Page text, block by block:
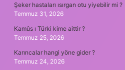
Şeker hastaları ısırgan otu yiyebilir mi ?
Temmuz 31, 2026
Kamûs ı Türki kime aittir ?
Temmuz 25, 2026
Karıncalar hangi yöne gider ?
Temmuz 24, 2026